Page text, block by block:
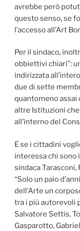
avrebbe però
questo senso, se
l’accesso all’Art
Per il sindaco,
obbiettivi chiari”:
indirizzata
due di sette
quantomeno
altre Istituzioni
all’interno del
E se i cittadini
interessa chi sono
sindaca
“Solo un paio
dell’Arte un
tra i più autorevoli
Salvatore Settis,
Gasparotto,